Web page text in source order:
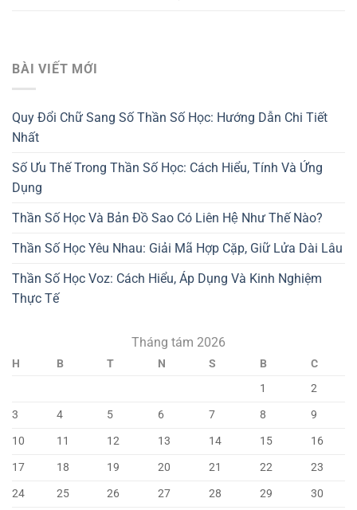
BÀI VIẾT MỚI
Quy Đổi Chữ Sang Số Thần Số Học: Hướng Dẫn Chi Tiết
Nhất
Số Ưu Thế Trong Thần Số Học: Cách Hiểu, Tính Và Ứng
Dụng
Thần Số Học Và Bản Đồ Sao Có Liên Hệ Như Thế Nào?
Thần Số Học Yêu Nhau: Giải Mã Hợp Cặp, Giữ Lửa Dài Lâu
Thần Số Học Voz: Cách Hiểu, Áp Dụng Và Kinh Nghiệm
Thực Tế
Tháng tám 2026
H B T N S B
C
1
2
3
4 5 6 7 8
9
10
11 12 13 14 15
16
17
18 19 20 21 22
23
24
25 26 27 28 29
30